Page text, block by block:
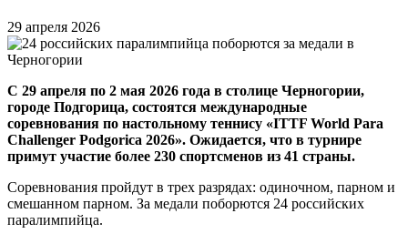
29 апреля 2026
С 29 апреля по 2 мая 2026 года в столице Черногории,
городе Подгорица, состоятся международные
соревнования по настольному теннису «ITTF World Para
Challenger Podgorica 2026». Ожидается, что в турнире
примут участие более 230 спортсменов из 41 страны.
Соревнования пройдут в трех разрядах: одиночном, парном и
смешанном парном. За медали поборются 24 российских
паралимпийца.